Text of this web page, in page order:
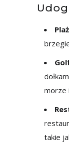
morze
takie